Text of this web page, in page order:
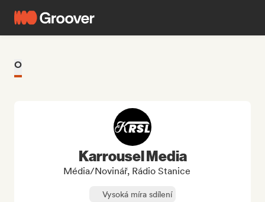
O
Karrousel Media
Média/novinář, Rádio Stanice
Vysoká míra sdílení